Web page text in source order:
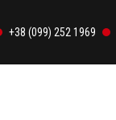
+38 (099) 252 1969